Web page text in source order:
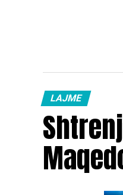
LAJME